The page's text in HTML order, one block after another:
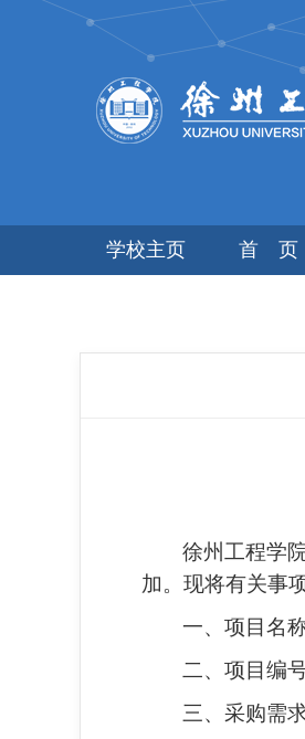
学校主页 首 页
徐州工程学
加。现将有关事
一、项目名
二、项目编
三、采购需